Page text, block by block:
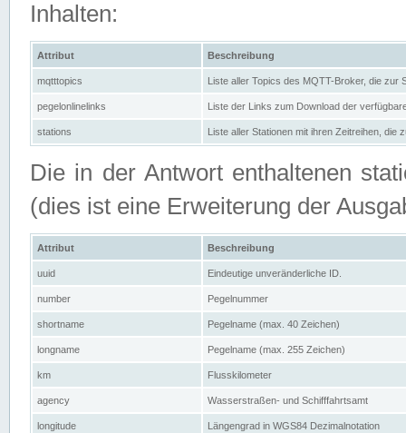
Inhalten:
Attribut Beschreibung
mqtttopics Liste aller Topics des MQTT-Broker, die zur
pegelonlinelinks Liste der Links zum Download der
stations Liste aller Stationen mit ihren Zeitreihen, die
Die in der Antwort enthaltenen
(dies ist eine Erweiterung der
Attribut Beschreibung
uuid Eindeutige unveränderliche ID.
number Pegelnummer
shortname Pegelname (max. 40 Zeichen)
longname Pegelname (max. 255 Zeichen)
km Flusskilometer
agency Wasserstraßen- und Schifffahrtsamt
longitude Längengrad in WGS84 Dezimalnotation